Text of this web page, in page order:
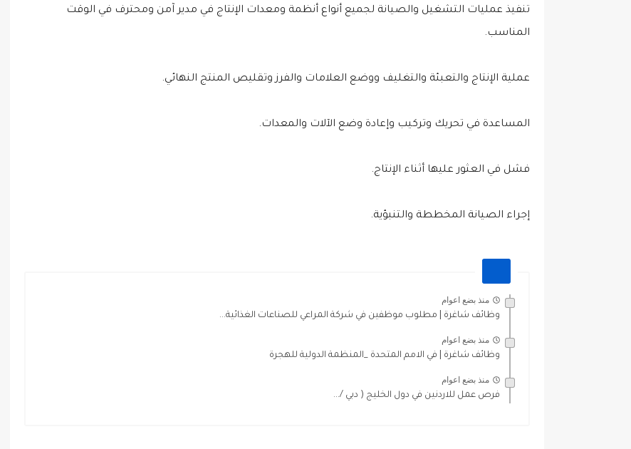
تنفيذ عمليات التشغيل والصيانة لجميع أنواع أنظمة ومعدات الإنتاج في مدير آمن ومحترف في الوقت
المناسب.
عملية الإنتاج والتعبئة والتغليف ووضع العلامات والفرز وتقليص المنتج النهائي.
المساعدة في تحريك وتركيب وإعادة وضع الآلات والمعدات.
فشل في العثور عليها أثناء الإنتاج.
إجراء الصيانة المخططة والتنبؤية.
منذ بضع اعوام
وظائف شاغرة | مطلوب موظفين في شركة المراعي للصناعات الغذائية...
منذ بضع اعوام
وظائف شاغرة | في الامم المتحدة _المنظمة الدولية للهجرة
منذ بضع اعوام
فرص عمل للاردنين في دول الخليج ( دبي /...